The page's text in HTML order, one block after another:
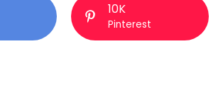
10K
Pinterest